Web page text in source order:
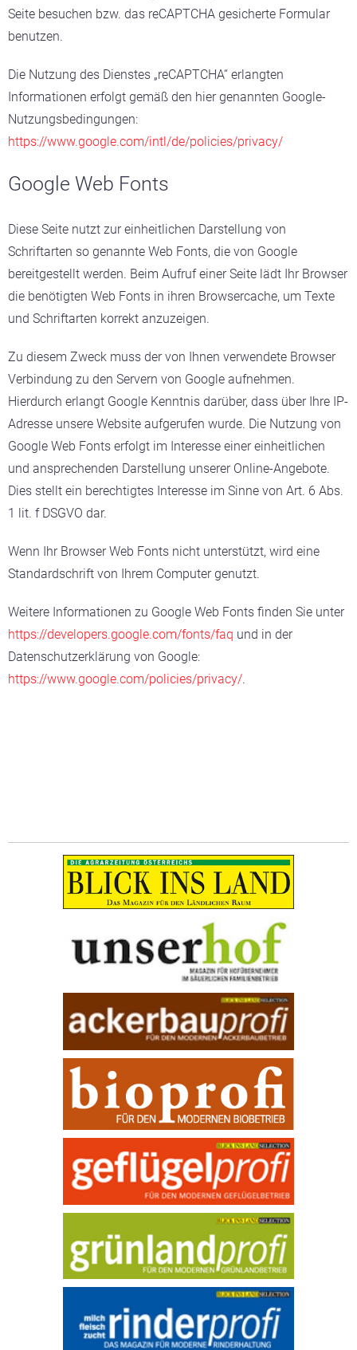
Seite besuchen bzw. das reCAPTCHA gesicherte Formular
benutzen.
Die Nutzung des Dienstes „reCAPTCHA“ erlangten
Informationen erfolgt gemäß den hier genannten Google-
Nutzungsbedingungen:
https://www.google.com/intl/de/policies/privacy/
Google Web Fonts
Diese Seite nutzt zur einheitlichen Darstellung von
Schriftarten so genannte Web Fonts, die von Google
bereitgestellt werden. Beim Aufruf einer Seite lädt Ihr Browser
die benötigten Web Fonts in ihren Browsercache, um Texte
und Schriftarten korrekt anzuzeigen.
Zu diesem Zweck muss der von Ihnen verwendete Browser
Verbindung zu den Servern von Google aufnehmen.
Hierdurch erlangt Google Kenntnis darüber, dass über Ihre IP-
Adresse unsere Website aufgerufen wurde. Die Nutzung von
Google Web Fonts erfolgt im Interesse einer einheitlichen
und ansprechenden Darstellung unserer Online-Angebote.
Dies stellt ein berechtigtes Interesse im Sinne von Art. 6 Abs.
1 lit. f DSGVO dar.
Wenn Ihr Browser Web Fonts nicht unterstützt, wird eine
Standardschrift von Ihrem Computer genutzt.
Weitere Informationen zu Google Web Fonts finden Sie unter
https://developers.google.com/fonts/faq und in der
Datenschutzerklärung von Google:
https://www.google.com/policies/privacy/.